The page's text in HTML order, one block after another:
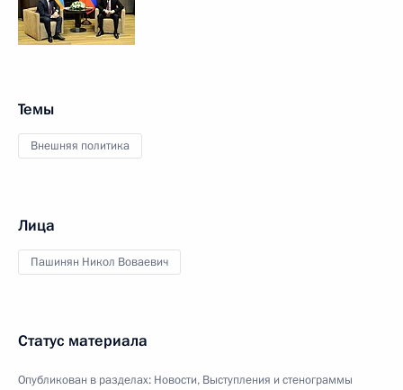
Темы
Внешняя политика
Лица
Пашинян Никол Воваевич
Статус материала
Опубликован в разделах: Новости, Выступления и стенограммы